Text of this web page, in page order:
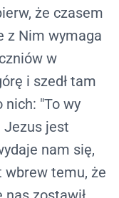
że czasem
z Nim wymaga
w
i szedł tam
nich: "To wy
Jezus jest
nam się,
wbrew temu, że